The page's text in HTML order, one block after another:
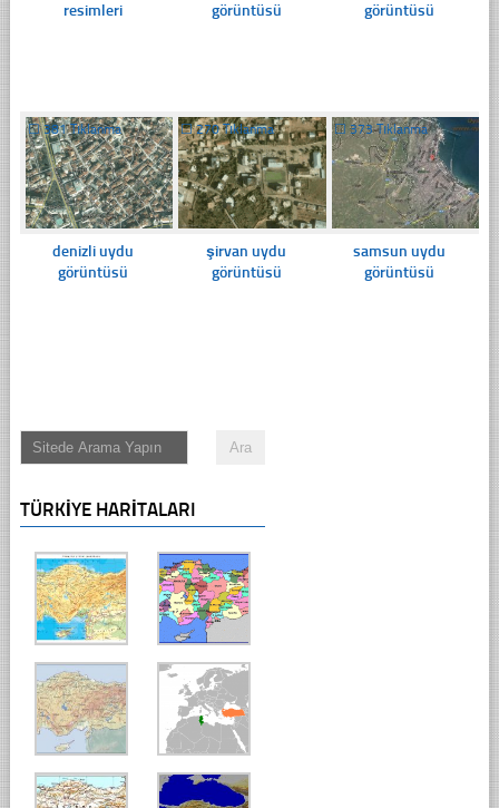
resimleri
görüntüsü
görüntüsü
☐381 Tıklanma
denizli uydu
görüntüsü
☐270 Tıklanma
şirvan uydu
görüntüsü
☐ 373 Tıklanma
samsun uydu
görüntüsü
TÜRKIYE HARITALARI